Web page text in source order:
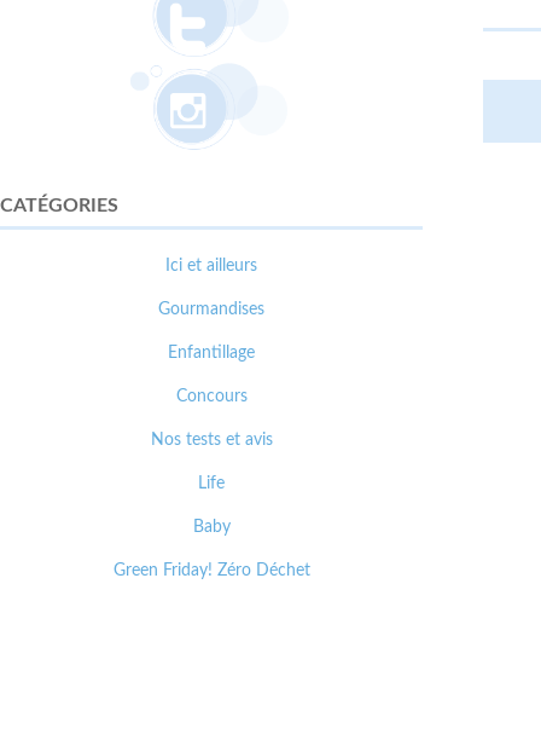
CATÉGORIES
Ici et ailleurs
Gourmandises
Enfantillage
Concours
Nos tests et avis
Life
Baby
Green Friday! Zéro Déchet